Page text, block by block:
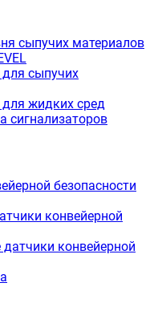
сыпучих материалов
сыпучих
жидких сред
сигнализаторов
безопасности
конвейерной
конвейерной